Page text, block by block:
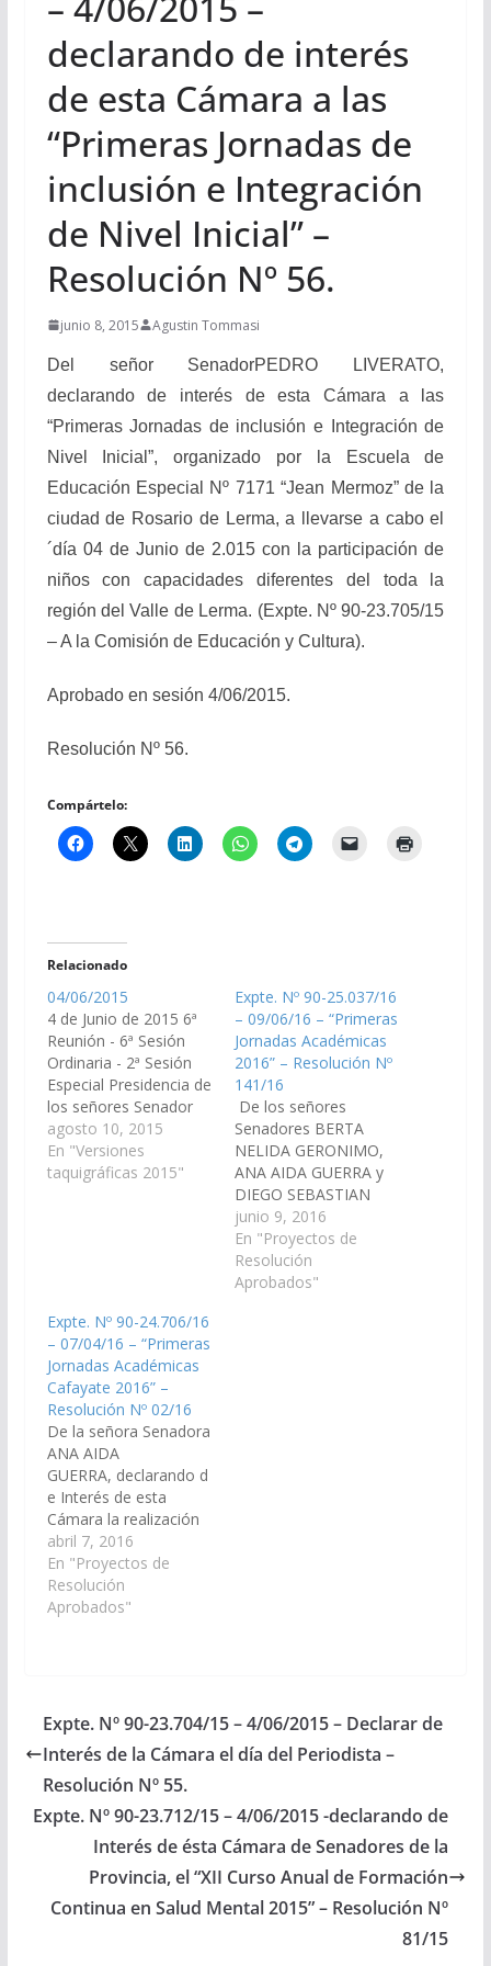
declarando de interés
de esta Cámara a las
“Primeras Jornadas de
inclusión e Integración
de Nivel Inicial” –
Resolución Nº 56.
junio 8, 2015 Agustin Tommasi
Del señor SenadorPEDRO LIVERATO,
declarando de interés de esta Cámara a las
“Primeras Jornadas de inclusión e Integración de
Nivel Inicial”, organizado por la Escuela de
Educación Especial Nº 7171 “Jean Mermoz” de la
ciudad de Rosario de Lerma, a llevarse a cabo el
´día 04 de Junio de 2.015 con la participación de
niños con capacidades diferentes del toda la
región del Valle de Lerma. (Expte. Nº 90-23.705/15
– A la Comisión de Educación y Cultura).
Aprobado en sesión 4/06/2015.
Resolución Nº 56.
Compártelo:
Relacionado
04/06/2015
4 de Junio de 2015 6ª
Reunión - 6ª Sesión
Ordinaria - 2ª Sesión
Especial Presidencia de
los señores Senador
MASHUR LAPAD
Senador MANUEL
GUILLERMO LÓPEZ
MIRAU Secretario
Administrativo: Lic.
JULIO EDUARDO
FERNANDEZ MUIÑOS
SENADORES
PRESENTES:…
agosto 10, 2015
En "Versiones
taquigráficas 2015"
Expte. Nº 90-25.037/16
– 09/06/16 – “Primeras
Jornadas Académicas
2016” – Resolución Nº
141/16
De los señores
Senadores BERTA
NELIDA GERONIMO,
ANA AIDA GUERRA y
DIEGO SEBASTIAN
PEREZ, declarando de
Interés de esta
Cámara la realización
de las "Primeras
junio 9, 2016
En "Proyectos de
Resolución
Aprobados"
Expte. Nº 90-24.706/16
– 07/04/16 – “Primeras
Jornadas Académicas
Cafayate 2016” –
Resolución Nº 02/16
De la señora Senadora
ANA AIDA
GUERRA, declarando d
e Interés de esta
Cámara la realización
de las "Primeras
Jornadas Académicas
Cafayate 2016" que se
desarrollarán el día
Centro de Estudiantes
de Ciencias
Económicas de la
Universidad Nacional
abril 7, 2016
En "Proyectos de
Resolución
Aprobados"
Expte. Nº 90-23.704/15 – 4/06/2015 – Declarar de
Interés de la Cámara el día del Periodista –
Resolución Nº 55.
Expte. Nº 90-23.712/15 – 4/06/2015 -declarando de
Interés de ésta Cámara de Senadores de la
Provincia, el “XII Curso Anual de Formación
Continua en Salud Mental 2015” – Resolución Nº
81/15